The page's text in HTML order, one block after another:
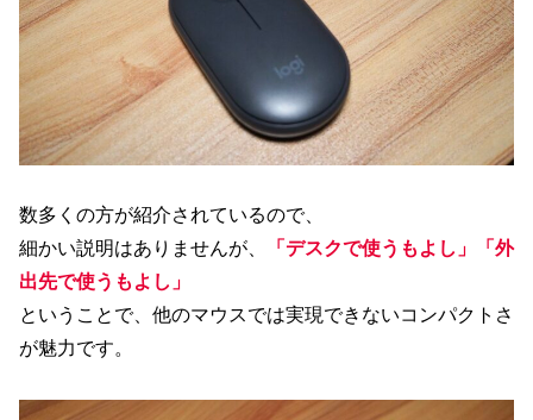
数多くの方が紹介されているので、
細かい説明はありませんが、
「デスクで使うもよし」「外
出先で使うもよし」
ということで、他のマウスでは実現できないコンパクトさ
が魅力です。